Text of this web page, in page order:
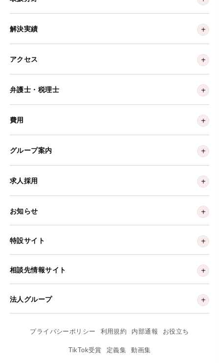
解決実績
アクセス
弁護士・税理士
費用
グループ案内
求人採用
お知らせ
特設サイト
相談先情報サイト
法人グループ
プライバシーポリシー 利用規約 内部通報 お役立ち
TikTok受賞 定義集 動画集